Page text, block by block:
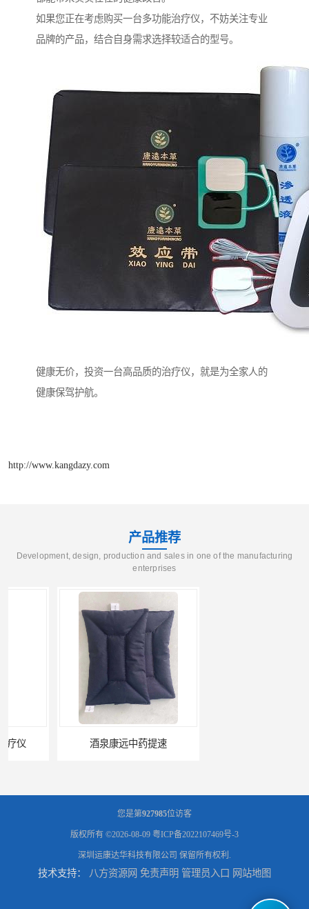
如果您正在考虑购买一台多功能治疗仪，不妨关注专业
品牌的产品，结合自身需求选择较适合的型号。
健康无价，投资一台高品质的治疗仪，就是为全家人的
健康保驾护航。
http://www.kangdazy.com
产品推荐
Development, design, production and sales in one of the manufacturing
enterprises
酒泉康远中药提速
您是第927985位访客
版权所有 ©2026-08-09 粤ICP备2022107469号-3
深圳运康达华科技有限公司 保留所有权利.
技术支持： 八方资源网 免责声明 管理员入口 网站地图